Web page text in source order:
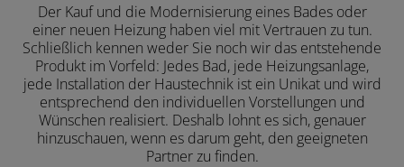
Der Kauf und die Modernisierung eines Bades oder
einer neuen Heizung haben viel mit Vertrauen zu tun.
Schließlich kennen weder Sie noch wir das entstehende
Produkt im Vorfeld: Jedes Bad, jede Heizungsanlage,
jede Installation der Haustechnik ist ein Unikat und wird
entsprechend den individuellen Vorstellungen und
Wünschen realisiert. Deshalb lohnt es sich, genauer
hinzuschauen, wenn es darum geht, den geeigneten
Partner zu finden.